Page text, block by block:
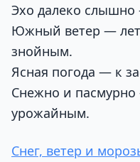
Эхо далеко
Южный ветер —
знойным.
Ясная погода — к
Снежно и
урожайным.
Снег, ветер и